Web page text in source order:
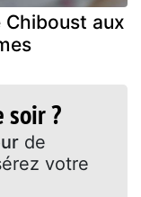
Chiboust aux
soir ?
de
votre